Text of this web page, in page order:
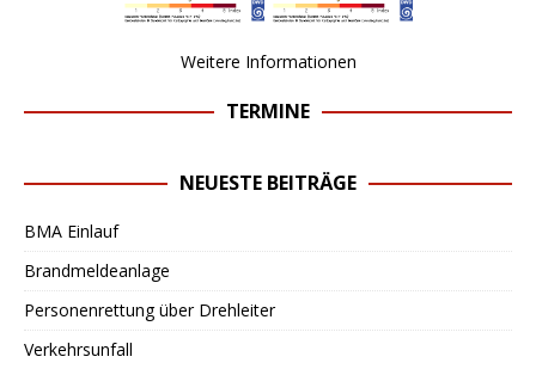
Weitere Informationen
TERMINE
NEUESTE BEITRÄGE
BMA Einlauf
Brandmeldeanlage
Personenrettung über Drehleiter
Verkehrsunfall